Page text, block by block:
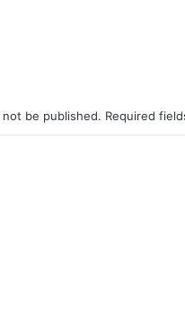
be published. Required